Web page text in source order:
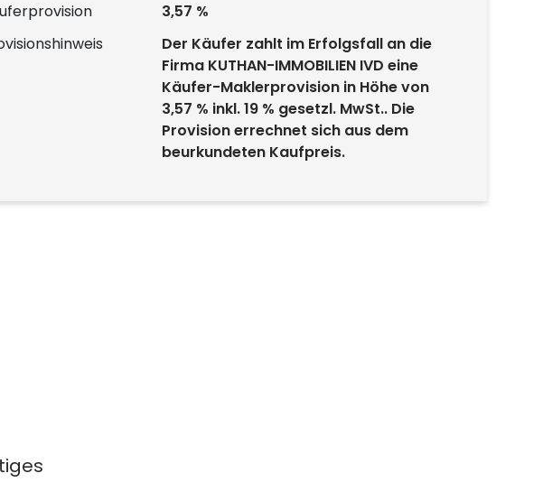
3,57 %
Der Käufer zahlt im Erfolgsfall an die
Firma KUTHAN-IMMOBILIEN IVD eine
Käufer-Maklerprovision in Höhe von
3,57 % inkl. 19 % gesetzl. MwSt.. Die
Provision errechnet sich aus dem
beurkundeten Kaufpreis.